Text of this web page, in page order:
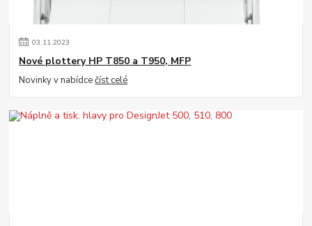
03.11.2023
Nové plottery HP T850 a T950, MFP
Novinky v nabídcečíst celé